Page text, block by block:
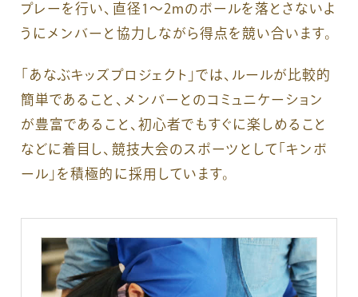
プレーを行い、直径1～2mのボールを落とさないよ
うにメンバーと協力しながら得点を競い合います。
「あなぶキッズプロジェクト」では、ルールが比較的
簡単であること、メンバーとのコミュニケーション
が豊富であること、初心者でもすぐに楽しめること
などに着目し、競技大会のスポーツとして「キンボ
ール」を積極的に採用しています。